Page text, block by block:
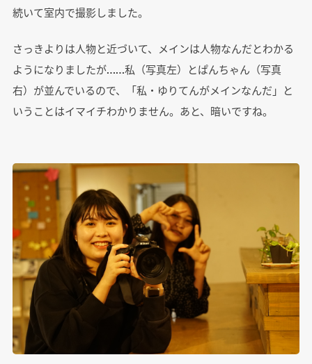
続いて室内で撮影しました。
さっきよりは人物と近づいて、メインは人物なんだとわかる
ようになりましたが……私（写真左）とぱんちゃん（写真
右）が並んでいるので、「私・ゆりてんがメインなんだ」と
いうことはイマイチわかりません。あと、暗いですね。